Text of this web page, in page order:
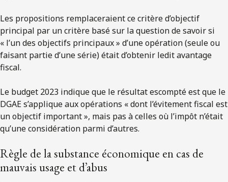
Les propositions remplaceraient ce critère d’objectif
principal par un critère basé sur la question de savoir si
« l’un des objectifs principaux » d’une opération (seule ou
faisant partie d’une série) était d’obtenir ledit avantage
fiscal.
Le budget 2023 indique que le résultat escompté est que le
DGAE s’applique aux opérations « dont l’évitement fiscal est
un objectif important », mais pas à celles où l’impôt n’était
qu’une considération parmi d’autres.
Règle de la substance économique en cas de
mauvais usage et d’abus